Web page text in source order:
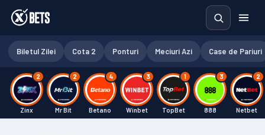
Biletul Zilei Cota 2 Ponturi Meciuri Azi Case de Pariuri
2
Zinx
2
Mr Bit
4
Betano
3
Winbet
1
TopBet
3
888
2
Netbet